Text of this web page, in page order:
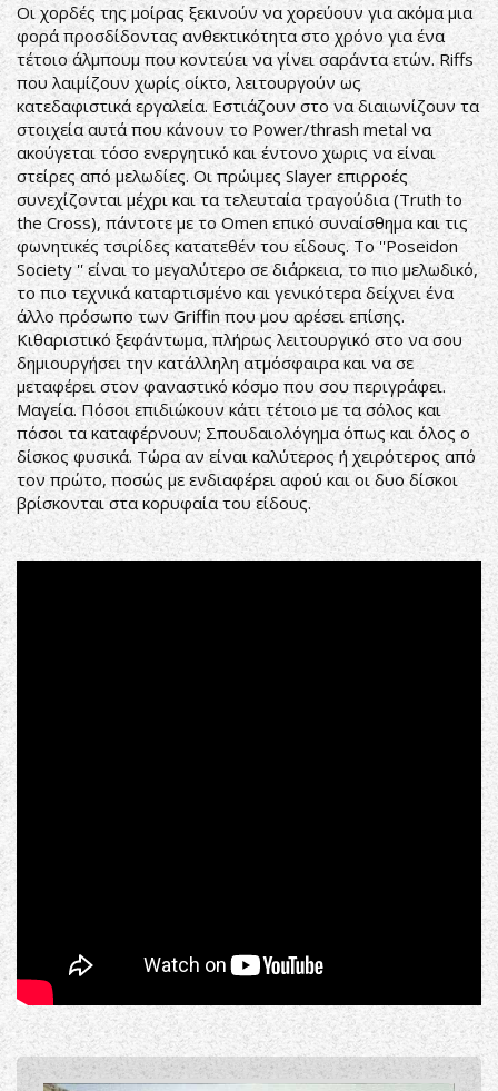
Οι χορδές της μοίρας ξεκινούν να χορεύουν για ακόμα μια
φορά προσδίδοντας ανθεκτικότητα στο χρόνο για ένα
τέτοιο άλμπουμ που κοντεύει να γίνει σαράντα ετών. Riffs
που λαιμίζουν χωρίς οίκτο, λειτουργούν ως
κατεδαφιστικά εργαλεία. Εστιάζουν στο να διαιωνίζουν τα
στοιχεία αυτά που κάνουν το Power/thrash metal να
ακούγεται τόσο ενεργητικό και έντονο χωρις να είναι
στείρες από μελωδίες. Οι πρώιμες Slayer επιρροές
συνεχίζονται μέχρι και τα τελευταία τραγούδια (Truth to
the Cross), πάντοτε με το Omen επικό συναίσθημα και τις
φωνητικές τσιρίδες κατατεθέν του είδους. Το ''Poseidon
Society '' είναι το μεγαλύτερο σε διάρκεια, το πιο μελωδικό,
το πιο τεχνικά καταρτισμένο και γενικότερα δείχνει ένα
άλλο πρόσωπο των Griffin που μου αρέσει επίσης.
Κιθαριστικό ξεφάντωμα, πλήρως λειτουργικό στο να σου
δημιουργήσει την κατάλληλη ατμόσφαιρα και να σε
μεταφέρει στον φαναστικό κόσμο που σου περιγράφει.
Μαγεία. Πόσοι επιδιώκουν κάτι τέτοιο με τα σόλος και
πόσοι τα καταφέρνουν; Σπουδαιολόγημα όπως και όλος ο
δίσκος φυσικά. Τώρα αν είναι καλύτερος ή χειρότερος από
τον πρώτο, ποσώς με ενδιαφέρει αφού και οι δυο δίσκοι
βρίσκονται στα κορυφαία του είδους.